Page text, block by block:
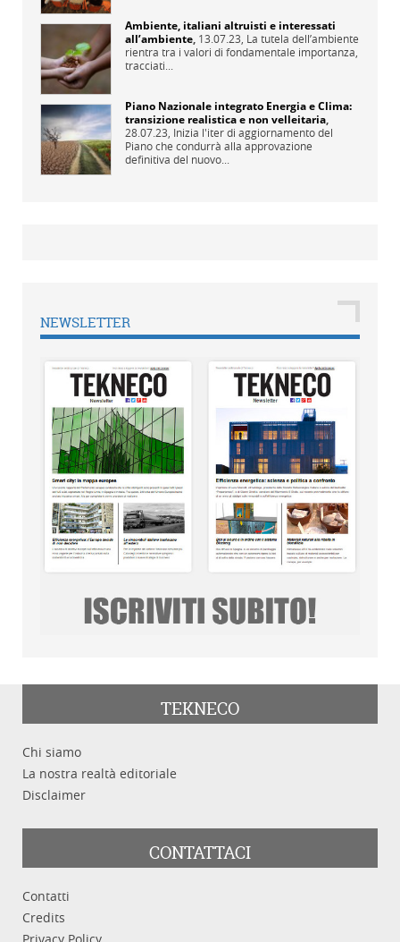
Ambiente, italiani altruisti e interessati
all’ambiente, 13.07.23, La tutela dell’ambiente
rientra tra i valori di fondamentale importanza,
tracciati...
Piano Nazionale integrato Energia e Clima:
transizione realistica e non velleitaria,
28.07.23, Inizia l'iter di aggiornamento del
Piano che condurrà alla approvazione
definitiva del nuovo...
NEWSLETTER
TEKNECO
Chi siamo
La nostra realtà editoriale
Disclaimer
CONTATTACI
Contatti
Credits